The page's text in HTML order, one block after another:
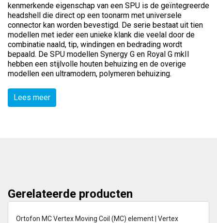
kenmerkende eigenschap van een SPU is de geïntegreerde
headshell die direct op een toonarm met universele
connector kan worden bevestigd. De serie bestaat uit tien
modellen met ieder een unieke klank die veelal door de
combinatie naald, tip, windingen en bedrading wordt
bepaald. De SPU modellen Synergy G en Royal G mkII
hebben een stijlvolle houten behuizing en de overige
modellen een ultramodern, polymeren behuizing.
Lees meer
Gerelateerde producten
1-2 dagen
Ortofon MC Vertex Moving Coil (MC) element | Vertex